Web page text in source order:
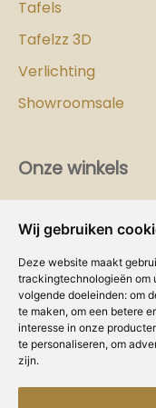
Wij gebruiken
Deze website maakt
trackingtechnologieën om
volgende doeleinden: om
te maken, om een betere
interesse in onze
te personaliseren, om
zijn.
Tafels
Tafelzz 3D
Verlichting
Showroomsale
Onze winkels
Dealer worden?
Volg ons